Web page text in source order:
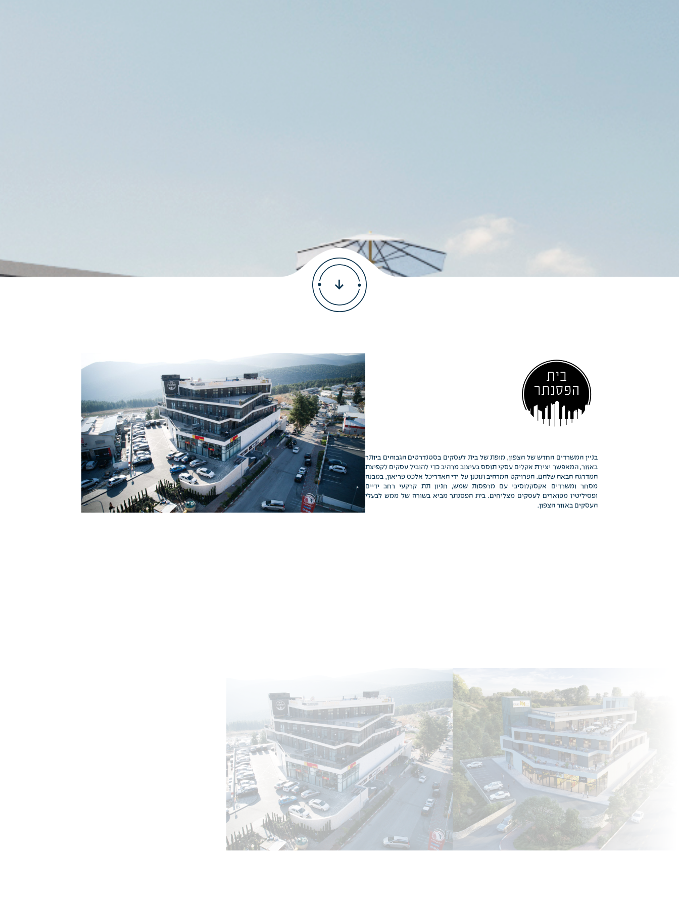
בניין המשרדים החדש של הצפון, מופת של בית לעסקים בסטנדרטים הגבוהים ביותר
באזור, המאפשר יצירת אקלים עסקי תוסס בעיצוב מרהיב כדי להוביל עסקים לקפיצת
המדרגה הבאה שלהם. הפרויקט המרהיב תוכנן על ידי האדריכל אלכס פריאון, במבנה
מסחר ומשרדים אקסקלוסיבי עם מרפסות שמש, חניון תת קרקעי רחב ידיים
ופסיליטיז מפוארים לעסקים מצליחים. בית הפסנתר מביא בשורה של ממש לבעלי
העסקים באזור הצפון.